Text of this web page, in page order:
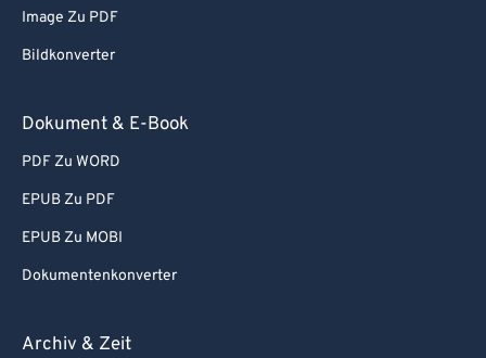
Image Zu PDF
Bildkonverter
Dokument & E-Book
PDF Zu WORD
EPUB Zu PDF
EPUB Zu MOBI
Dokumentenkonverter
Archiv & Zeit